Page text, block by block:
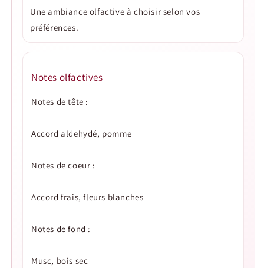
Une ambiance olfactive à choisir selon vos
préférences.
Notes olfactives
Notes de tête :
Accord aldehydé, pomme
Notes de coeur :
Accord frais, fleurs blanches
Notes de fond :
Musc, bois sec